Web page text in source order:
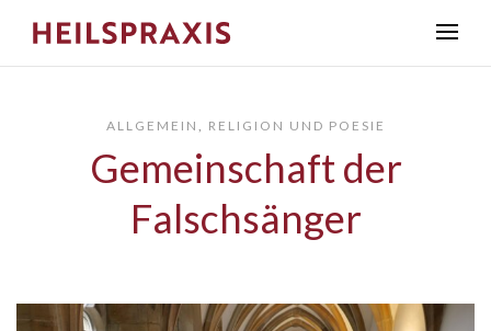
ALLGEMEIN , RELIGION UND POESIE
Gemeinschaft der
Falschsänger